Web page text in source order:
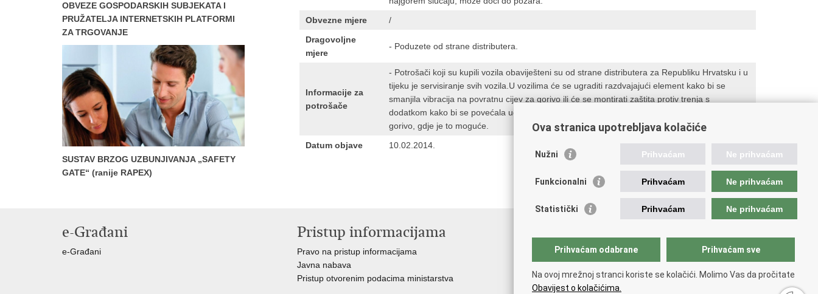
OBVEZE GOSPODARSKIH SUBJEKATA I
PRUŽATELJA INTERNETSKIH PLATFORMI
ZA TRGOVANJE
SUSTAV BRZOG UZBUNJIVANJA „SAFETY
GATE“ (ranije RAPEX)
Obvezne mjere
/
Dragovoljne
mjere
- Poduzete od strane distributera.
Informacije za
potrošače
- Potrošači koji su kupili vozila obaviješteni su od strane distributera za Republiku Hrvatsku i u
tijeku je servisiranje svih vozila.U vozilima će se ugraditi razdvajajući element kako bi se
smanjila vibracija na povratnu cijev za gorivo ili će se montirati zaštita protiv trenja s
dodatkom kako bi se povećala udaljenost između cijevi klime uređaja i povratne cijevi za
gorivo, gdje je to moguće.
Datum objave
10.02.2014.
e-Građani
e-Građani
Pristup informacijama
Pravo na pristup informacijama
Javna nabava
Pristup otvorenim podacima ministarstva
Vlada RH
Pučka pravobraniteljica
Državna škola za javnu upravu
Ova stranica upotrebljava kolačiće
Nužni Prihvaćam Ne prihvaćam
Funkcionalni Prihvaćam Ne prihvaćam
Statistički Prihvaćam Ne prihvaćam
Prihvaćam odabrane Prihvaćam sve
Na ovoj mrežnoj stranci koriste se kolačići. Molimo Vas da pročitate
Obavijest o kolačićima.